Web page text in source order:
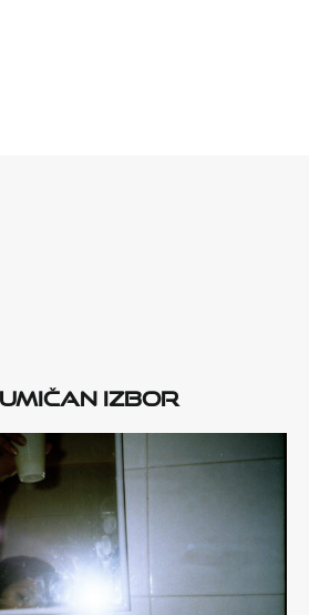
izbor